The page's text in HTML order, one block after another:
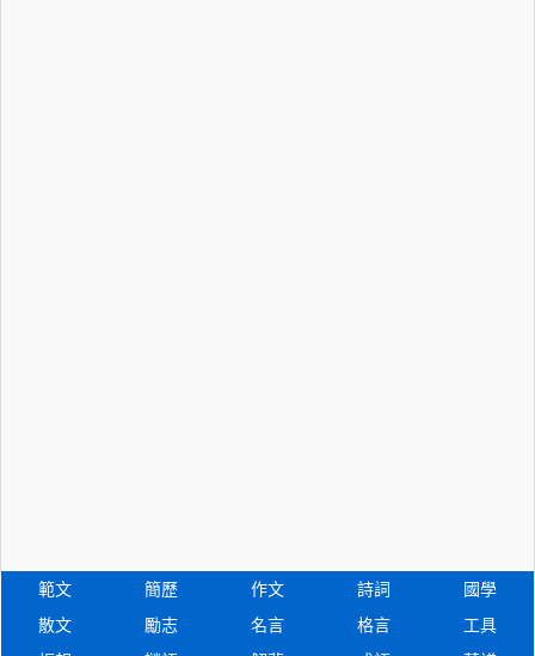
範文 簡歷 作文 詩詞
國學
散文
勵志 名言 格言
工具